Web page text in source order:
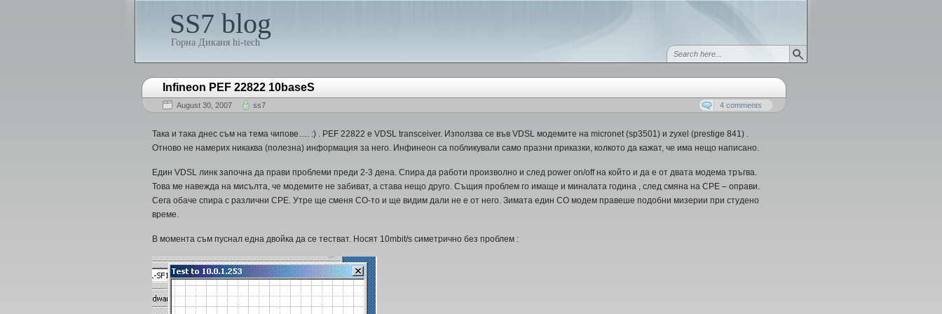
SS7 blog
Горна Диканя hi-tech
Infineon PEF 22822 10baseS
August 30, 2007 ss7 4 comments
Така и така днес съм на тема чипове…. :) . PEF 22822 е VDSL transceiver. Използва се във VDSL модемите на micronet (sp3501) и zyxel (prestige 841) .
Отново не намерих никаква (полезна) информация за него. Инфинеон са побликували само празни приказки, колкото да кажат, че има нещо написано.
Един VDSL линк започна да прави проблеми преди 2-3 дена. Спира да работи произволно и след power on/off на който и да е от двата модема тръгва.
Това ме навежда на мисълта, че модемите не забиват, а става нещо друго. Същия проблем го имаще и миналата година , след смяна на CPE – оправи.
Сега обаче спира с различни CPE. Утре ще сменя CO-то и ще видим дали не е от него. Зимата един CO модем правеше подобни мизерии при студено
време.
В момента съм пуснал една двойка да се тестват. Носят 10mbit/s симетрично без проблем :